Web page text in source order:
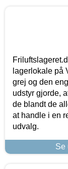
lagerlokale på
grej og den
udstyr gjorde,
de blandt de
at handle i en
udvalg.
Se